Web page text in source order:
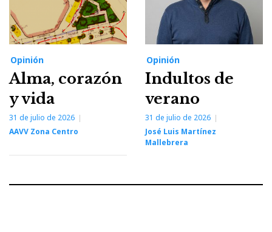
Opinión
Alma, corazón
y vida
31 de julio de 2026
AAVV Zona Centro
Opinión
Indultos de
verano
31 de julio de 2026
José Luis Martínez
Mallebrera